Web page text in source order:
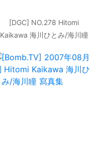
[DGC] NO.278 Hitomi
Kaikawa 海川ひとみ/海川瞳